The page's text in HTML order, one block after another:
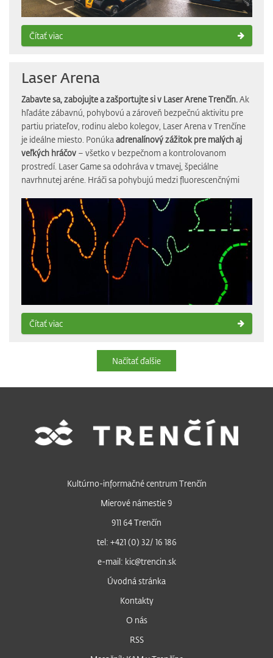
Čítať viac
Laser Arena
Zabavte sa, zabojujte a zašportujte si v Laser Arene Trenčín.Ak
hľadáte zábavnú, pohybovú a zároveň bezpečnú aktivitu pre
partiu priateľov, rodinu alebo kolegov, Laser Arena v Trenčíne
je ideálne miesto. Ponúka adrenalínový zážitok pre malých aj
veľkých hráčov– všetko v bezpečnom a kontrolovanom
prostredí. Laser Game sa odohráva v tmavej, špeciálne
navrhnutej aréne. Hráči sa pohybujú medzi fluorescenčnými
Čítať viac
Načítať ďalšie
Kultúrno-informačné centrum Trenčín
Mierové námestie 9
911 64 Trenčín
tel: +421 (0) 32/ 16 186
e-mail: kic@trencin.sk
Úvodná stránka
Kontakty
O nás
RSS